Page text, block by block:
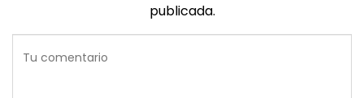
publicada.